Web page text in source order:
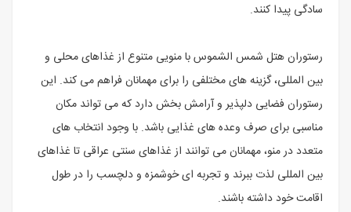
سادگی پیدا کنند.
رستوران هتل شمس الشموس با منویی متنوع از غذاهای محلی و
بین المللی، گزینه های مختلفی را برای مهمانان فراهم می کند. این
رستوران فضایی دلپذیر و آرامش بخش دارد که می تواند مکان
مناسبی برای صرف وعده های غذایی باشد. با وجود انتخاب های
متعدد در منو، مهمانان می توانند از غذاهای سنتی عراقی تا غذاهای
بین المللی لذت ببرند و تجربه ای خوشمزه و دلچسب را در طول
اقامت خود داشته باشند.